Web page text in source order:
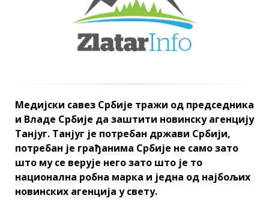
Медијски савез Србије тражи од председника
и Владе Србије да заштити новинску агенцију
Танјуг. Танјуг је потребан држави Србији,
потребан је грађанима Србије не само зато
што му се верује него зато што је то
национална робна марка и једна од најбољих
новинских агенција у свету.